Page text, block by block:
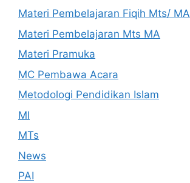
Materi Pembelajaran Fiqih Mts/ MA
Materi Pembelajaran Mts MA
Materi Pramuka
MC Pembawa Acara
Metodologi Pendidikan Islam
MI
MTs
News
PAI